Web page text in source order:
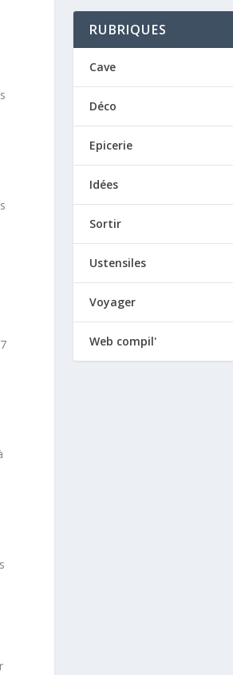
RUBRIQUES
Cave
Déco
Epicerie
Idées
Sortir
Ustensiles
Voyager
Web compil'